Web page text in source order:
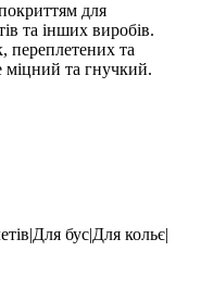
для
та інших виробів.
переплетених та
та гнучкий.
бус|Для кольє|